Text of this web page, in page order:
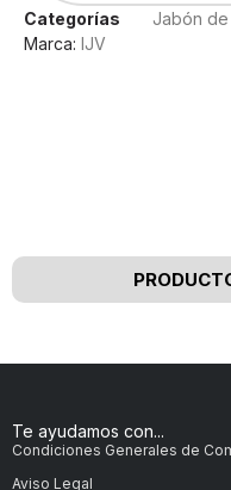
Categorías Jabón de
Marca: IJV
Te ayudamos con...
Condiciones Generales de
Aviso Legal